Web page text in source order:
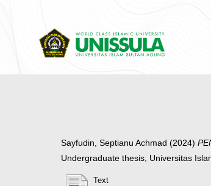
Sayfudin, Septianu Achmad (2024)
Undergraduate thesis, Universitas
Text